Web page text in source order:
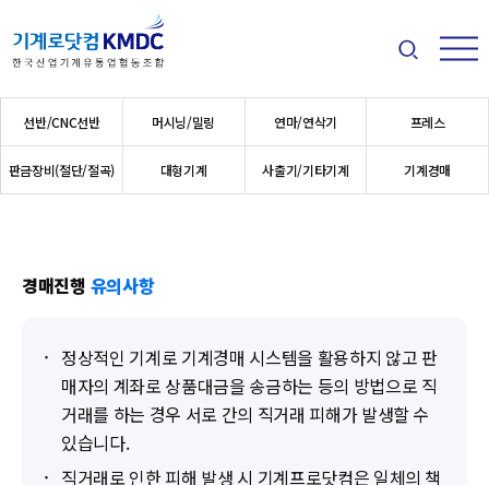
메뉴
검색
메인 메뉴
선반/CNC선반 머시닝/밀링 연마/연삭기 프레스
판금장비(절단/절곡) 대형기계 사출기/기타기계 기계경매
경매진행 유의사항
정상적인 기계로 기계경매 시스템을 활용하지 않고 판
매자의 계좌로 상품대금을 송금하는 등의 방법으로 직
거래를 하는 경우 서로 간의 직거래 피해가 발생할 수
있습니다.
직거래로 인한 피해 발생 시 기계프로닷컴은 일체의 책